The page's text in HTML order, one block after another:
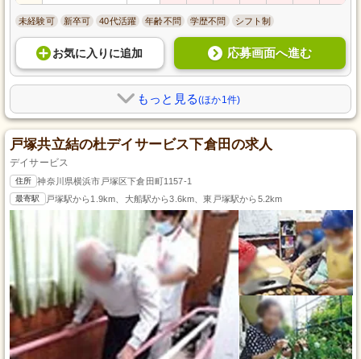
未経験可 新卒可 40代活躍 年齢不問 学歴不問 シフト制
お気に入り に追加 応募画面へ進む
もっと見る(ほか1件)
戸塚共立結の杜デイサービス下倉田の求人
デイサービス
住所 神奈川県横浜市戸塚区下倉田町1157-1
最寄駅 戸塚駅から1.9km、大船駅から3.6km、東戸塚駅から5.2km